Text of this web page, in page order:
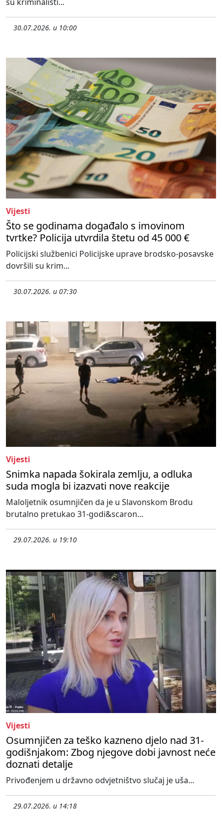
30.07.2026. u 10:00
Vijesti
Što se godinama događalo s imovinom
tvrtke? Policija utvrdila štetu od 45 000 €
Policijski službenici Policijske uprave brodsko-posavske
dovršili su krim...
30.07.2026. u 07:30
Vijesti
Snimka napada šokirala zemlju, a odluka
suda mogla bi izazvati nove reakcije
Maloljetnik osumnjičen da je u Slavonskom Brodu
brutalno pretukao 31-godi&scaron...
29.07.2026. u 19:10
Vijesti
Osumnjičen za teško kazneno djelo nad 31-
godišnjakom: Zbog njegove dobi javnost neće
doznati detalje
Privođenjem u državno odvjetništvo slučaj je uša...
29.07.2026. u 14:18